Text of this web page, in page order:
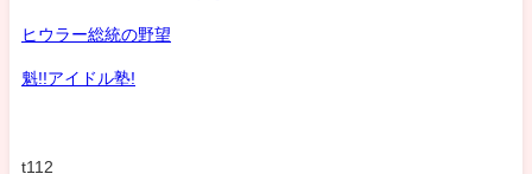
ヒウラー総統の野望
魁!!アイドル塾!
t112